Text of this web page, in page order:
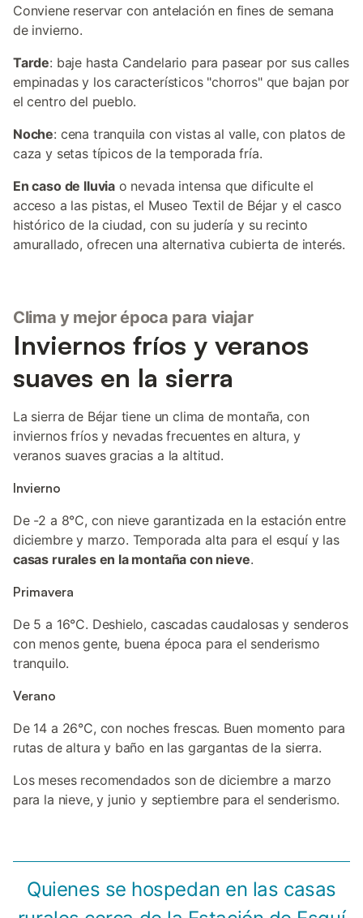
Conviene reservar con antelación en fines de semana
de invierno.
Tarde: baje hasta Candelario para pasear por sus calles
empinadas y los característicos "chorros" que bajan por
el centro del pueblo.
Noche: cena tranquila con vistas al valle, con platos de
caza y setas típicos de la temporada fría.
En caso de lluvia o nevada intensa que dificulte el
acceso a las pistas, el Museo Textil de Béjar y el casco
histórico de la ciudad, con su judería y su recinto
amurallado, ofrecen una alternativa cubierta de interés.
Clima y mejor época para viajar
Inviernos fríos y veranos
suaves en la sierra
La sierra de Béjar tiene un clima de montaña, con
inviernos fríos y nevadas frecuentes en altura, y
veranos suaves gracias a la altitud.
Invierno
De -2 a 8°C, con nieve garantizada en la estación entre
diciembre y marzo. Temporada alta para el esquí y las
casas rurales en la montaña con nieve.
Primavera
De 5 a 16°C. Deshielo, cascadas caudalosas y senderos
con menos gente, buena época para el senderismo
tranquilo.
Verano
De 14 a 26°C, con noches frescas. Buen momento para
rutas de altura y baño en las gargantas de la sierra.
Los meses recomendados son de diciembre a marzo
para la nieve, y junio y septiembre para el senderismo.
Quienes se hospedan en las casas